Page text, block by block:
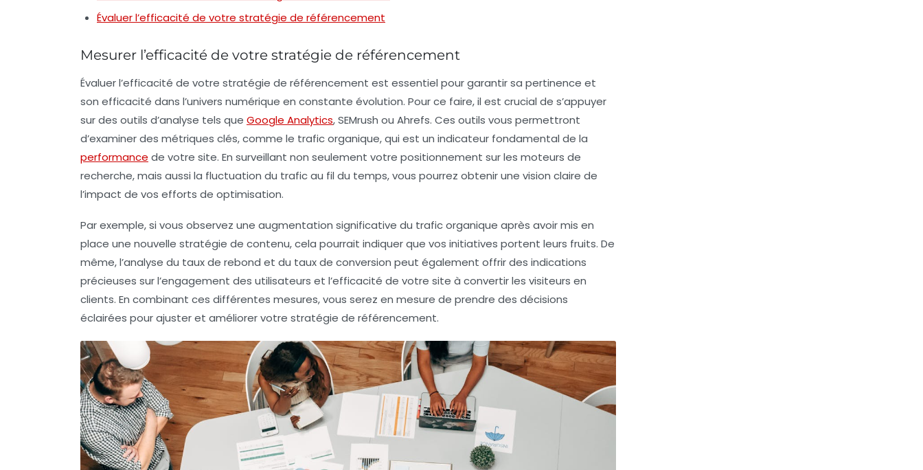
Évaluer l’efficacité de votre stratégie de référencement
Mesurer l’efficacité de votre stratégie de référencement
Évaluer l’efficacité de votre stratégie de référencement est essentiel pour garantir sa pertinence et
son efficacité dans l’univers numérique en constante évolution. Pour ce faire, il est crucial de s’appuyer
sur des outils d’analyse tels que Google Analytics,SEMrush ou Ahrefs. Ces outils vous permettront
d’examiner des métriques clés, comme le trafic organique, qui est un indicateur fondamental de la
performance de votre site. En surveillant non seulement votre positionnement sur les moteurs de
recherche, mais aussi la fluctuation du traficau fil du temps, vous pourrez obtenir une vision claire de
l’impact de vos efforts de optimisation.
Par exemple, si vous observez une augmentation significative du trafic organique après avoir mis en
place une nouvelle stratégie de contenu, cela pourrait indiquer que vos initiatives portent leurs fruits. De
même, l’analyse du taux de rebond et du taux de conversion peut également offrir des indications
précieuses sur l’engagement des utilisateurs et l’efficacité de votre site à convertir les visiteurs en
clients. En combinant ces différentes mesures, vous serez en mesure de prendre des décisions
éclairées pour ajuster et améliorer votre stratégie de référencement.